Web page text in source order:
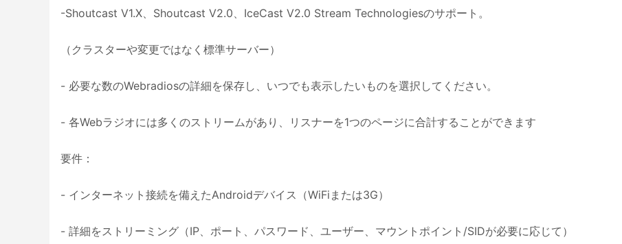
-Shoutcast V1.X、Shoutcast V2.0、IceCast V2.0 Stream Technologiesのサポート。
（クラスターや変更ではなく標準サーバー）
- 必要な数のWebradiosの詳細を保存し、いつでも表示したいものを選択してください。
- 各Webラジオには多くのストリームがあり、リスナーを1つのページに合計することができます
要件：
- インターネット接続を備えたAndroidデバイス（WiFiまたは3G）
- 詳細をストリーミング（IP、ポート、パスワード、ユーザー、マウントポイント/SIDが必要に応じて）